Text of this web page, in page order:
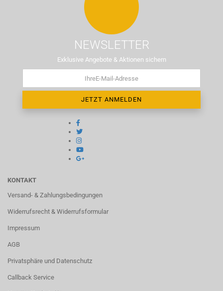
NEWSLETTER
Exklusive Angebote & Aktionen sichern
KONTAKT
Versand- & Zahlungsbedingungen
Widerrufsrecht & Widerrufsformular
Impressum
AGB
Privatsphäre und Datenschutz
Callback Service